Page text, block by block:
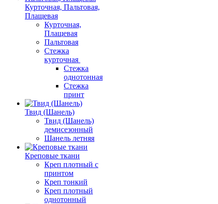
Курточная, Пальтовая,
Плащевая
Курточная,
Плащевая
Пальтовая
Стежка
курточная
Стежка
однотонная
Стежка
принт
Твид (Шанель)
Твид (Шанель)
демисезонный
Шанель летняя
Креповые ткани
Креп плотный с
принтом
Креп тонкий
Креп плотный
однотонный